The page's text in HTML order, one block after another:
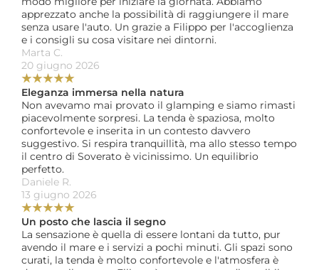
apprezzato anche la possibilità di raggiungere il mare
senza usare l'auto. Un grazie a Filippo per l'accoglienza
e i consigli su cosa visitare nei dintorni.
Marta C.
20 giugno 2026
★★★★★
Eleganza immersa nella natura
Non avevamo mai provato il glamping e siamo rimasti
piacevolmente sorpresi. La tenda è spaziosa, molto
confortevole e inserita in un contesto davvero
suggestivo. Si respira tranquillità, ma allo stesso tempo
il centro di Soverato è vicinissimo. Un equilibrio
perfetto.
Daniele R.
13 giugno 2026
★★★★★
Un posto che lascia il segno
La sensazione è quella di essere lontani da tutto, pur
avendo il mare e i servizi a pochi minuti. Gli spazi sono
curati, la tenda è molto confortevole e l'atmosfera è